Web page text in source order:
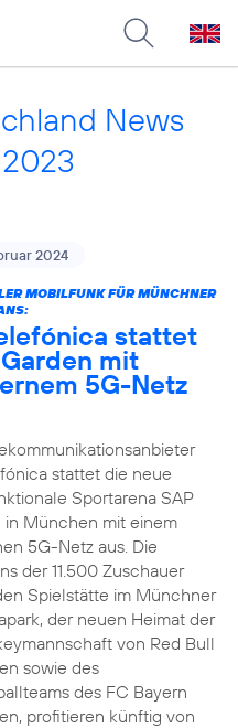
News
2024
MOBILFUNK FÜR MÜNCHNER
stattet
mit
5G-Netz
stattet die neue
Sportarena SAP
in München mit einem
5G-Netz aus. Die
der 11.500 Zuschauer
Spielstätte im Münchner
der neuen Heimat der
von Red Bull
sowie des
des FC Bayern
profitieren künftig von